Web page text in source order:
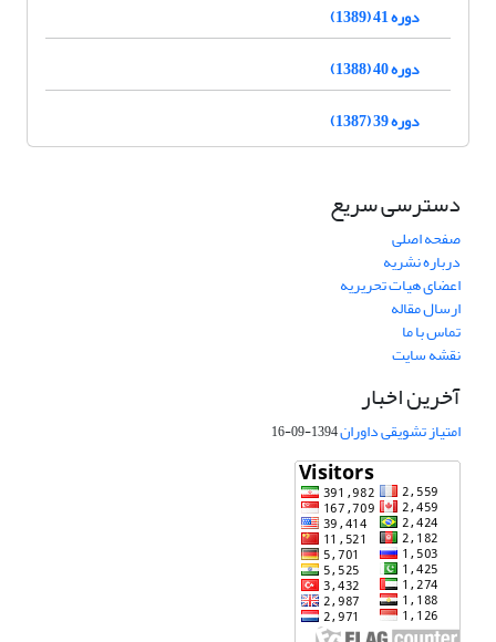
دوره 41 (1389)
دوره 40 (1388)
دوره 39 (1387)
دسترسی سریع
صفحه اصلی
درباره نشریه
اعضای هیات تحریریه
ارسال مقاله
تماس با ما
نقشه سایت
آخرین اخبار
امتیاز تشویقی داوران1394-09-16